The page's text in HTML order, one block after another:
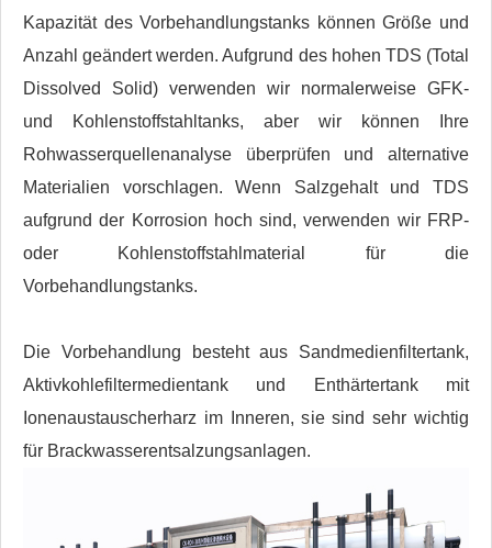
Kapazität des Vorbehandlungstanks können Größe und
Anzahl geändert werden. Aufgrund des hohen TDS (Total
Dissolved Solid) verwenden wir normalerweise GFK-
und Kohlenstoffstahltanks, aber wir können Ihre
Rohwasserquellenanalyse überprüfen und alternative
Materialien vorschlagen. Wenn Salzgehalt und TDS
aufgrund der Korrosion hoch sind, verwenden wir FRP-
oder Kohlenstoffstahlmaterial für die
Vorbehandlungstanks.
Die Vorbehandlung besteht aus Sandmedienfiltertank,
Aktivkohlefiltermedientank und Enthärtertank mit
Ionenaustauscherharz im Inneren, sie sind sehr wichtig
für Brackwasserentsalzungsanlagen.